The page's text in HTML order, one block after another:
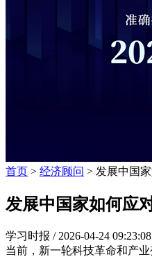
首页 > 经济顾问 > 发展中国
发展中国家如何应
学习时报 / 2026-04-24 09:23:08
当前，新一轮科技革命和产